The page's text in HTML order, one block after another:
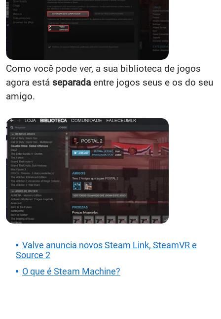
Como você pode ver, a sua biblioteca de jogos
agora está separada entre jogos seus e os do seu
amigo.
Valve anuncia novos Steam Link, SteamVR e
Source 2
O que é Steam Machine?